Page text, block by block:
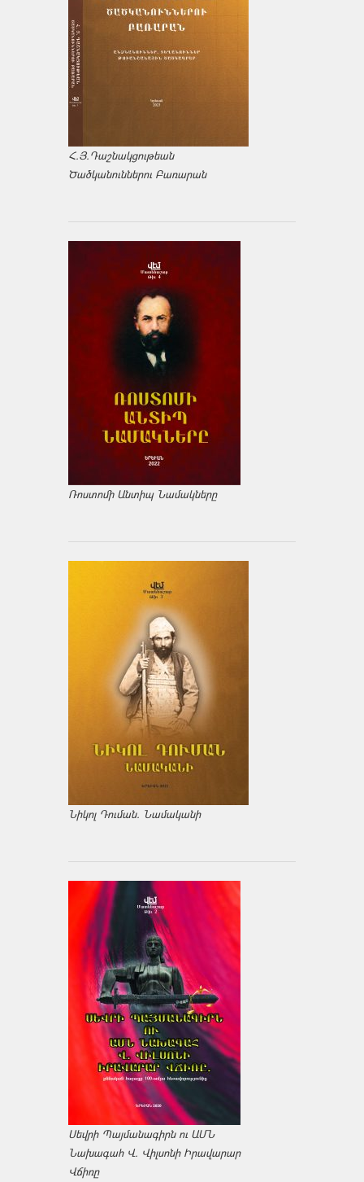
Հ.Յ.Դաշնակցութեան
Ծածկանուններու Բառարան
Ռոստոմի Անտիպ Նամակները
Նիկոլ Դուման. Նամականի
Սեվրի Պայմանագիրն ու ԱՄՆ
Նախագահ Վ. Վիլսոնի Իրավարար
Վճիռը